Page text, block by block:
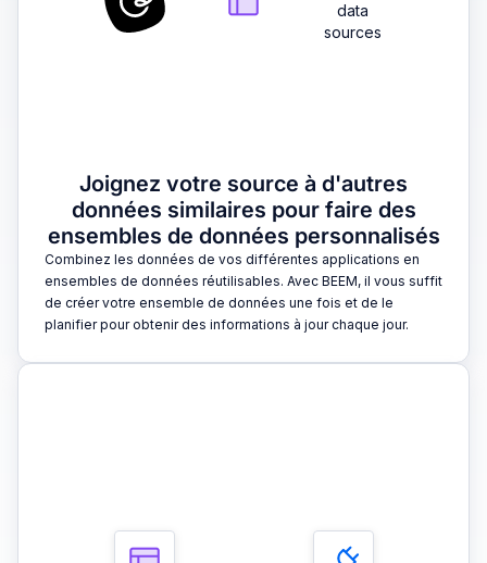
Joignez votre source à d'autres
données similaires pour faire des
ensembles de données personnalisés
Combinez les données de vos différentes applications en
ensembles de données réutilisables. Avec BEEM, il vous suffit
de créer votre ensemble de données une fois et de le
planifier pour obtenir des informations à jour chaque jour.